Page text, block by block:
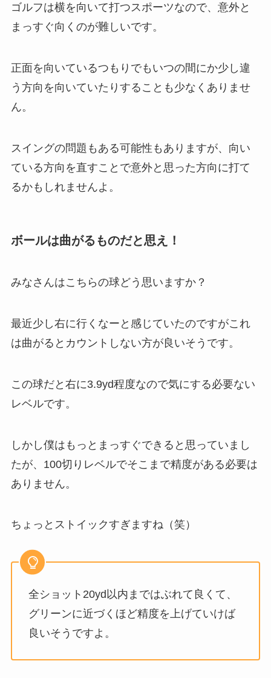
ゴルフは横を向いて打つスポーツなので、意外と
まっすぐ向くのが難しいです。
正面を向いているつもりでもいつの間にか少し違
う方向を向いていたりすることも少なくありませ
ん。
スイングの問題もある可能性もありますが、向い
ている方向を直すことで意外と思った方向に打て
るかもしれませんよ。
ボールは曲がるものだと思え！
みなさんはこちらの球どう思いますか？
最近少し右に行くなーと感じていたのですがこれ
は曲がるとカウントしない方が良いそうです。
この球だと右に3.9yd程度なので気にする必要ない
レベルです。
しかし僕はもっとまっすぐできると思っていまし
たが、100切りレベルでそこまで精度がある必要は
ありません。
ちょっとストイックすぎますね（笑）
全ショット20yd以内まではぶれて良くて、
グリーンに近づくほど精度を上げていけば
良いそうですよ。